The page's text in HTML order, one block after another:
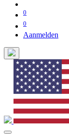
0
0
Aanmelden